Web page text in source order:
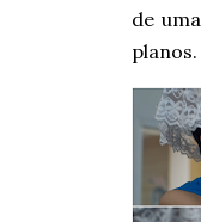
de
planos.